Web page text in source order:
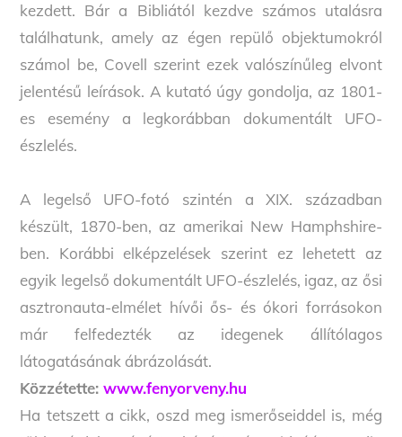
kezdett. Bár a Bibliától kezdve számos utalásra
találhatunk, amely az égen repülő objektumokról
számol be, Covell szerint ezek valószínűleg elvont
jelentésű leírások. A kutató úgy gondolja, az 1801-
es esemény a legkorábban dokumentált UFO-
észlelés.
A legelső UFO-fotó szintén a XIX. században
készült, 1870-ben, az amerikai New Hamphshire-
ben. Korábbi elképzelések szerint ez lehetett az
egyik legelső dokumentált UFO-észlelés, igaz, az ősi
asztronauta-elmélet hívői ős- és ókori forrásokon
már felfedezték az idegenek állítólagos
látogatásának ábrázolását.
Közzétette:www.fenyorveny.hu
Ha tetszett a cikk, oszd meg ismerőseiddel is, még